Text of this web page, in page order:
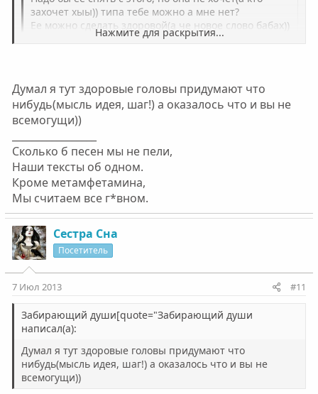
захочет хыы)) типа тебе можно а мне нет?
Ее можно сделать здоровой(а че новое слово бабах))
но при этом не оздоравливая меня и чтоб мы жили
Буду крайне благодарен за ценные советы)))
ты же и сам знаешь ответ на вопрос, аж рассмешил,
честно). С тобой у нее шансов нет
Нажмите для раскрытия...
Думал я тут здоровые головы придумают что
нибудь(мысль идея, шаг!) а оказалось что и вы не
всемогущи))
Сколько б песен мы не пели,
Наши тексты об одном.
Кроме метамфетамина,
Мы считаем все г*вном.
Сестра Сна
Посетитель
7 Июл 2013 #11
Забирающий души[quote="Забирающий души
написал(а):
Думал я тут здоровые головы придумают что
нибудь(мысль идея, шаг!) а оказалось что и вы не
всемогущи))